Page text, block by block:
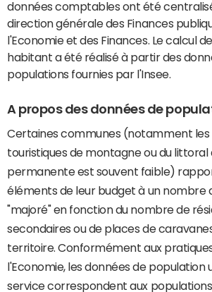
données comptables ont été
direction générale des Finances
l'Economie et des Finances. Le calcul
habitant a été réalisé à partir des
populations fournies par l'Insee.
A propos des données de
Certaines communes (notamment les
touristiques de montagne ou du
permanente est souvent faible)
éléments de leur budget à un nombre
"majoré" en fonction du nombre de
secondaires ou de places de
territoire. Conformément aux
l'Economie, les données de population
service correspondent aux